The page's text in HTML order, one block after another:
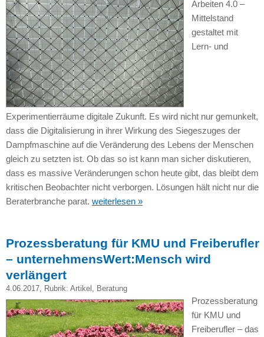
Arbeiten 4.0 –
Mittelstand
gestaltet mit
Lern- und
Experimentierräume digitale Zukunft. Es wird nicht nur gemunkelt,
dass die Digitalisierung in ihrer Wirkung des Siegeszuges der
Dampfmaschine auf die Veränderung des Lebens der Menschen
gleich zu setzten ist. Ob das so ist kann man sicher diskutieren,
dass es massive Veränderungen schon heute gibt, das bleibt dem
kritischen Beobachter nicht verborgen. Lösungen hält nicht nur die
Beraterbranche parat. weiterlesen »
Prozessberatung für KMU und Freiberufler
– unternehmensWert:Mensch wird
verlängert
4.06.2017, Rubrik: Artikel , Beratung
Prozessberatung
für KMU und
Freiberufler – das